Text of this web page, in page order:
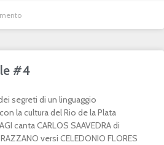
#4
segreti di un linguaggio
la cultura del Rio de la Plata
canta CARLOS SAAVEDRA di
versi CELEDONIO FLORES